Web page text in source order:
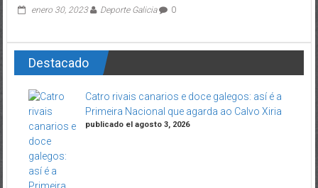
enero 30, 2023 Deporte Galicia 0
Destacado
Catro rivais canarios e doce galegos: así é a
Primeira Nacional que agarda ao Calvo Xiria
publicado el agosto 3, 2026